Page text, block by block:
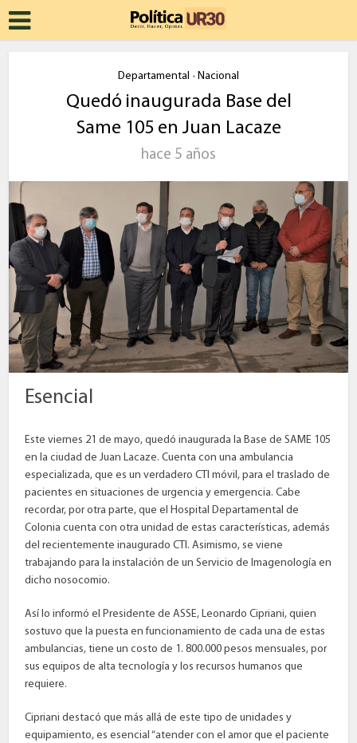
Departamental • Nacional
Quedó inaugurada Base del
Same 105 en Juan Lacaze
hace 5 años
Esencial
Este viernes 21 de mayo, quedó inaugurada la Base de SAME 105
en la ciudad de Juan Lacaze. Cuenta con una ambulancia
especializada, que es un verdadero CTI móvil, para el traslado de
pacientes en situaciones de urgencia y emergencia. Cabe
recordar, por otra parte, que el Hospital Departamental de
Colonia cuenta con otra unidad de estas características, además
del recientemente inaugurado CTI. Asimismo, se viene
trabajando para la instalación de un Servicio de Imagenología en
dicho nosocomio.
Así lo informó el Presidente de ASSE, Leonardo Cipriani, quien
sostuvo que la puesta en funcionamiento de cada una de estas
ambulancias, tiene un costo de 1. 800.000 pesos mensuales, por
sus equipos de alta tecnología y los recursos humanos que
requiere.
Cipriani destacó que más allá de este tipo de unidades y
equipamiento, es esencial “atender con el amor que el paciente